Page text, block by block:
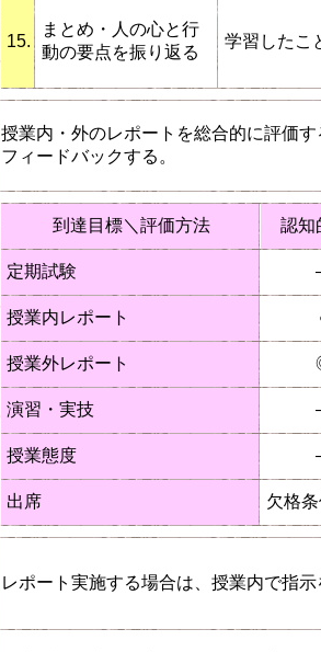
15.
まとめ・人の心と行
動の要点を振り返る
学習したこ
授業内・外のレポートを総合的に評価
フィードバックする。
到達目標＼評価方法 認知
定期試験
授業内レポート
授業外レポート
演習・実技
授業態度
出席 欠格
レポート実施する場合は、授業内で指